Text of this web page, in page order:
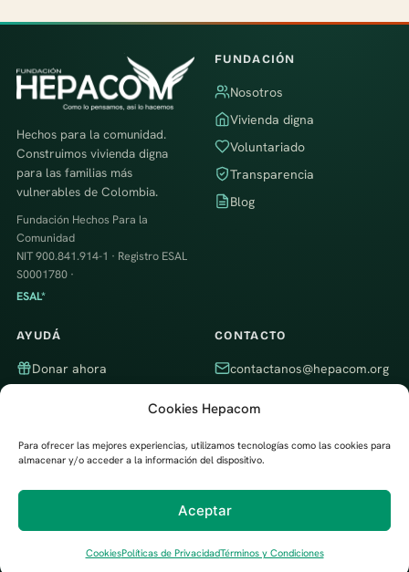
Cookies Hepacom
Para ofrecer las mejores experiencias, utilizamos tecnologías como las cookies para
almacenar y/o acceder a la información del dispositivo.
Aceptar
CookiesPolíticas de PrivacidadTérminos y Condiciones
Hechos para la comunidad.
Construimos vivienda digna
para las familias más
vulnerables de Colombia.
Fundación Hechos Para la
Comunidad
NIT 900.841.914-1 · Registro ESAL
S0001780 ·
ESAL*
FUNDACIÓN
Nosotros
Vivienda digna
Voluntariado
Transparencia
Blog
AYUDÁ
Donar ahora
CONTACTO
contactanos@hepacom.org
Trabajamos en todo el país
© 2026 Fundación Hechos Para la Comunidad (Hepacom) ·Política de
Privacidad·Cookies·Términos y Condiciones
Desarrollado porDigital Trendy 360